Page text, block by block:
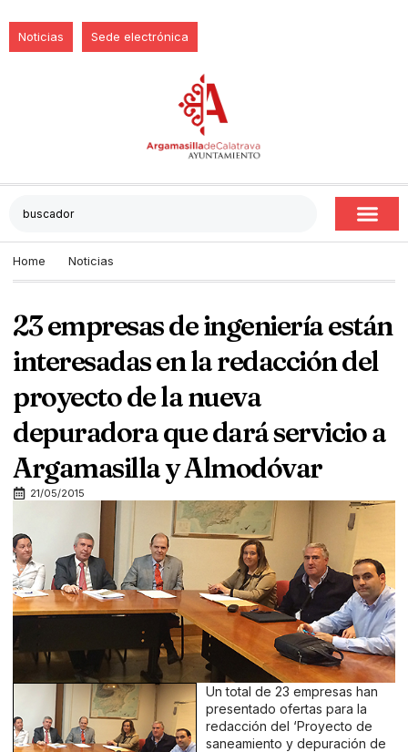
Noticias Sede electrónica
Home Noticias
23 empresas de ingeniería están
interesadas en la redacción del
proyecto de la nueva
depuradora que dará servicio a
Argamasilla y Almodóvar
21/05/2015
Un total de 23 empresas han
presentado ofertas para la
redacción del ‘Proyecto de
saneamiento y depuración de